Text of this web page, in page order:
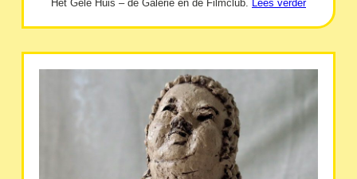
Het Gele Huis – de Galerie en de Filmclub. Lees verder